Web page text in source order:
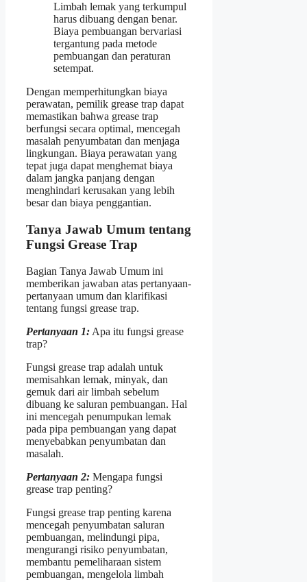
Limbah lemak yang terkumpul
harus dibuang dengan benar.
Biaya pembuangan bervariasi
tergantung pada metode
pembuangan dan peraturan
setempat.
Dengan memperhitungkan biaya
perawatan, pemilik grease trap dapat
memastikan bahwa grease trap
berfungsi secara optimal, mencegah
masalah penyumbatan dan menjaga
lingkungan. Biaya perawatan yang
tepat juga dapat menghemat biaya
dalam jangka panjang dengan
menghindari kerusakan yang lebih
besar dan biaya penggantian.
Tanya Jawab Umum tentang
Fungsi Grease Trap
Bagian Tanya Jawab Umum ini
memberikan jawaban atas pertanyaan-
pertanyaan umum dan klarifikasi
tentang fungsi grease trap.
Pertanyaan 1: Apa itu fungsi grease
trap?
Fungsi grease trap adalah untuk
memisahkan lemak, minyak, dan
gemuk dari air limbah sebelum
dibuang ke saluran pembuangan. Hal
ini mencegah penumpukan lemak
pada pipa pembuangan yang dapat
menyebabkan penyumbatan dan
masalah.
Pertanyaan 2: Mengapa fungsi
grease trap penting?
Fungsi grease trap penting karena
mencegah penyumbatan saluran
pembuangan, melindungi pipa,
mengurangi risiko penyumbatan,
membantu pemeliharaan sistem
pembuangan, mengelola limbah